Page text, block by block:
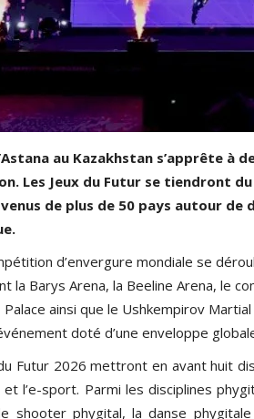
au Kazakhstan s’apprête à
Les Jeux du Futur se tiendront
de plus de 50 pays autour
d’envergure mondiale se
la Barys Arena, la Beeline Arena, le
Palace ainsi que le Ushkempirov
doté d’une enveloppe
Futur 2026 mettront en avant huit
et l’e-sport. Parmi les disciplines
shooter phygital, la danse
Volleyball